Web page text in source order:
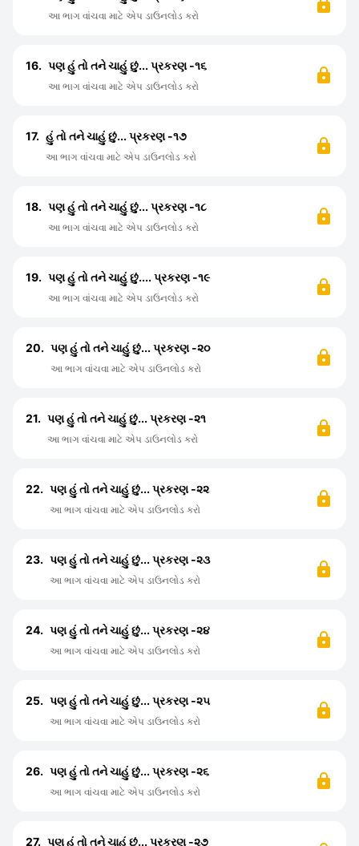
આ ભાગ વાંચવા માટે એપ ડાઉનલોડ કરો
16. પણ હું તો તને ચાહું છું... પ્રકરણ -૧૬
આ ભાગ વાંચવા માટે એપ ડાઉનલોડ કરો
17. હું તો તને ચાહું છું... પ્રકરણ -૧૭
આ ભાગ વાંચવા માટે એપ ડાઉનલોડ કરો
18. પણ હું તો તને ચાહું છું... પ્રકરણ -૧૮
આ ભાગ વાંચવા માટે એપ ડાઉનલોડ કરો
19. પણ હું તો તને ચાહું છું.... પ્રકરણ -૧૯
આ ભાગ વાંચવા માટે એપ ડાઉનલોડ કરો
20. પણ હું તો તને ચાહું છું... પ્રકરણ -૨૦
આ ભાગ વાંચવા માટે એપ ડાઉનલોડ કરો
21. પણ હું તો તને ચાહું છું... પ્રકરણ -૨૧
આ ભાગ વાંચવા માટે એપ ડાઉનલોડ કરો
22. પણ હું તો તને ચાહું છું... પ્રકરણ -૨૨
આ ભાગ વાંચવા માટે એપ ડાઉનલોડ કરો
23. પણ હું તો તને ચાહું છું... પ્રકરણ -૨૩
આ ભાગ વાંચવા માટે એપ ડાઉનલોડ કરો
24. પણ હું તો તને ચાહું છું... પ્રકરણ -૨૪
આ ભાગ વાંચવા માટે એપ ડાઉનલોડ કરો
25. પણ હું તો તને ચાહું છું... પ્રકરણ -૨૫
આ ભાગ વાંચવા માટે એપ ડાઉનલોડ કરો
26. પણ હું તો તને ચાહું છું... પ્રકરણ -૨૬
આ ભાગ વાંચવા માટે એપ ડાઉનલોડ કરો
27. પણ હું તો તને ચાહું છું... પ્રકરણ -૨૭